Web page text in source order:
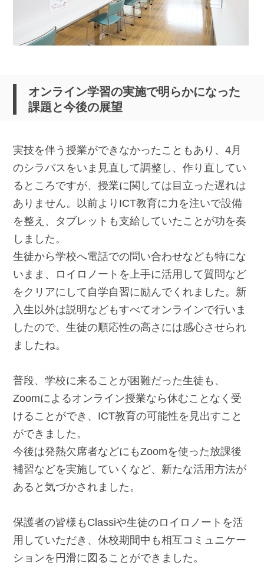
オンライン学習の実施で明らかになった
課題と今後の展望
実技を伴う授業ができなかったこともあり、4月
のシラバスをいま見直して調整し、作り直してい
るところですが、授業に関しては目立った遅れは
ありません。以前よりICT教育に力を注いで設備
を整え、タブレットも支給していたことが功を奏
しました。
生徒から学校へ電話での問い合わせなども特にな
いまま、ロイロノートを上手に活用して質問など
をクリアにして自学自習に励んでくれました。新
入生以外は説明などもすべてオンラインで行いま
したので、生徒の順応性の高さには感心させられ
ましたね。
普段、学校に来ることが困難だった生徒も、
Zoomによるオンライン授業なら休むことなく受
けることができ、ICT教育の可能性を見出すこと
ができました。
今後は発熱欠席者などにもZoomを使った放課後
補習などを実施していくなど、新たな活用方法が
あると気づかされました。
保護者の皆様もClassiや生徒のロイロノートを活
用していただき、休校期間中も相互コミュニケー
ションを円滑に図ることができました。